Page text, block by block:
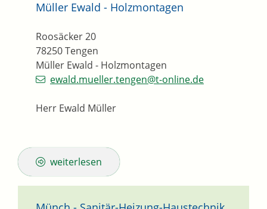
Müller Ewald - Holzmontagen
Müller Ewald - Holzmontagen
Roosäcker 20
78250Tengen
ewald.mueller.tengen@t-online.de
Herr Ewald Müller
weiterlesen